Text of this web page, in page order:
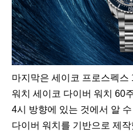
마지막은 세이코 프로스펙
워치 세이코 다이버 워치 60
4시 방향에 있는 것에서 알
다이버 워치를 기반으로 제